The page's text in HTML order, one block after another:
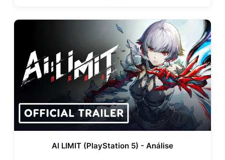
AI LIMIT (PlayStation 5) - Análise